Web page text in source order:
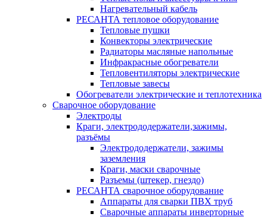
Нагревательный кабель
РЕСАНТА тепловое оборудование
Тепловые пушки
Конвекторы электрические
Радиаторы масляные напольные
Инфракрасные обогреватели
Тепловентиляторы электрические
Тепловые завесы
Обогреватели электрические и теплотехника
Сварочное оборудование
Электроды
Краги, электрододержатели,зажимы,
разъёмы
Электрододержатели, зажимы
заземления
Краги, маски сварочные
Разъемы (штекер, гнездо)
РЕСАНТА сварочное оборудование
Аппараты для сварки ПВХ труб
Сварочные аппараты инверторные